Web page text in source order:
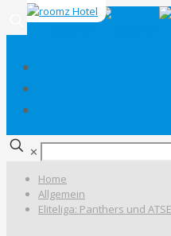
✕
Home
Allgemein
Eliteliga: Panthers und